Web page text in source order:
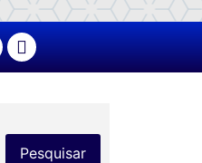
Pesquisar